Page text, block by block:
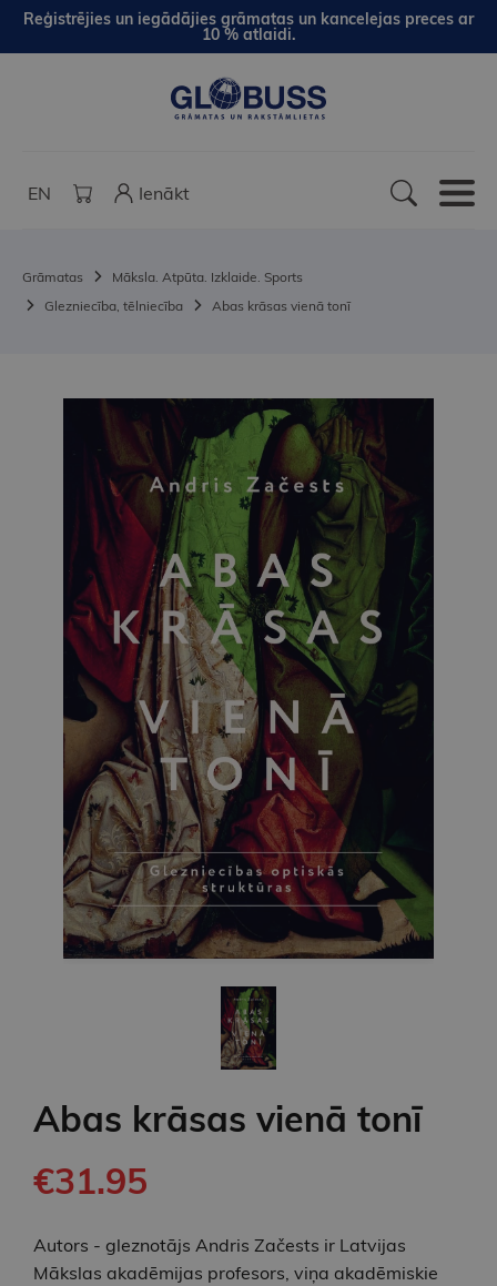
Reģistrējies un iegādājies grāmatas un kancelejas preces ar
10 % atlaidi.
EN Ienākt
Grāmatas
Māksla. Atpūta. Izklaide. Sports
Glezniecība, tēlniecība
Abas krāsas vienā tonī
Abas krāsas vienā tonī
€31.95
Autors - gleznotājs Andris Začests ir Latvijas
Mākslas akadēmijas profesors, viņa akadēmiskie